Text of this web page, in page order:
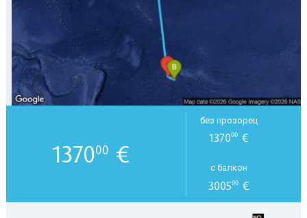
137000 €
без прозорец
137000 €
с балкон
300500 €